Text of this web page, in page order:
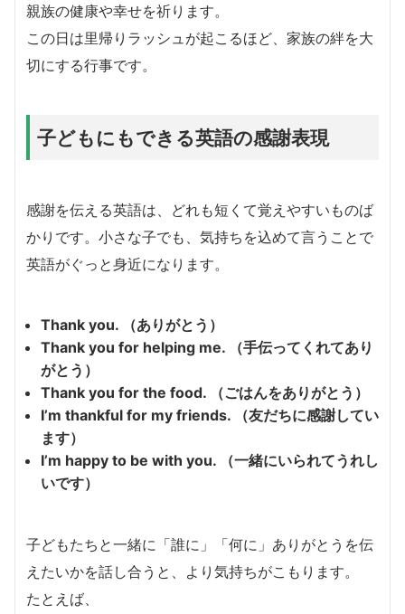
親族の健康や幸せを祈ります。
この日は里帰りラッシュが起こるほど、家族の絆を大
切にする行事です。
子どもにもできる英語の感謝表現
感謝を伝える英語は、どれも短くて覚えやすいものば
かりです。小さな子でも、気持ちを込めて言うことで
英語がぐっと身近になります。
Thank you. （ありがとう）
Thank you for helping me. （手伝ってくれてあり
がとう）
Thank you for the food. （ごはんをありがとう）
I’m thankful for my friends. （友だちに感謝してい
ます）
I’m happy to be with you. （一緒にいられてうれし
いです）
子どもたちと一緒に「誰に」「何に」ありがとうを伝
えたいかを話し合うと、より気持ちがこもります。
たとえば、